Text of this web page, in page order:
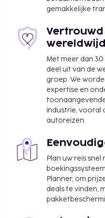
en oppasservices
in een bar/lounge.
genieten van een
ATOUT France, het
heeft aan deze
sterrenclassificatie
De volgende kosten
worden betaald. De
De stad heft de
per persoon, per
van toepassing op
18 jaar.
We hebben alle kosten
gemakkelijke
wereldwijd
Met meer dan
deel uit van de
groep. We
expertise en
industrie, vooral
autoreizen.
Plan uw reis
Planner, om
deals te vinden,